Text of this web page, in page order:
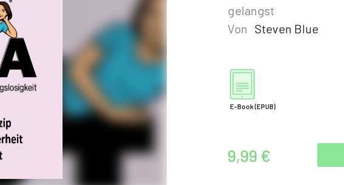
gelangst
Von Steven Blue
E-Book(EPUB)
9,99 €